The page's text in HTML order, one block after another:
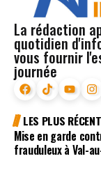
La rédaction
quotidien
vous fournir
journée
LES PLUS
Mise en garde
frauduleux à Val-